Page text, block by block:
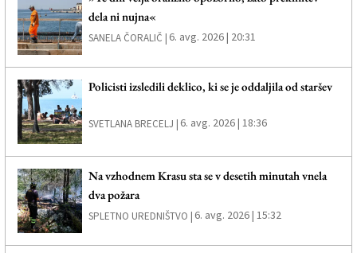
dela ni nujna«
SANELA ČORALIČ | 6. avg. 2026 | 20:31
Policisti izsledili deklico, ki se je oddaljila od staršev
SVETLANA BRECELJ | 6. avg. 2026 | 18:36
Na vzhodnem Krasu sta se v desetih minutah vnela
dva požara
SPLETNO UREDNIŠTVO | 6. avg. 2026 | 15:32